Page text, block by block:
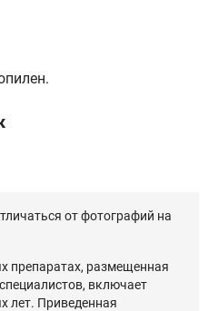
от фотографий на
препаратах, размещенная
включает
лет. Приведенная